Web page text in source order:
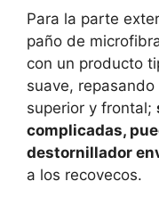
Para la parte
paño de
con un producto
suave,
superior y frontal;
complicadas,
destornillador
a los recovecos.